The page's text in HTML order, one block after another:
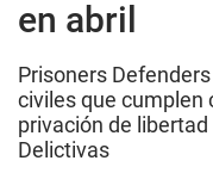
en abril
Prisoners
civiles que cumplen
privación de
Delictivas